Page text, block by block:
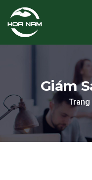
Giám
Trang